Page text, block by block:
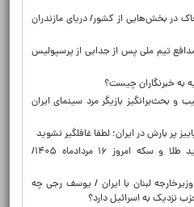
در بخش‌هایی از کشور/ دریای مازندران
تیم ملی پس از جدایی از پرسپولیس
به خبرنگاران چیست؟
و بحث‌برانگیز بازیگر مرد سینمای ایران
پر بارش در ایران؛ لطفا غافلگیر نشوید
قیمت جدید طلا و سکه امروز ۱۶ مردادماه ۱۴۰۵/
لبنان با ایران / یوسف رجی چه
نزدیک به اسرائیل دارد؟